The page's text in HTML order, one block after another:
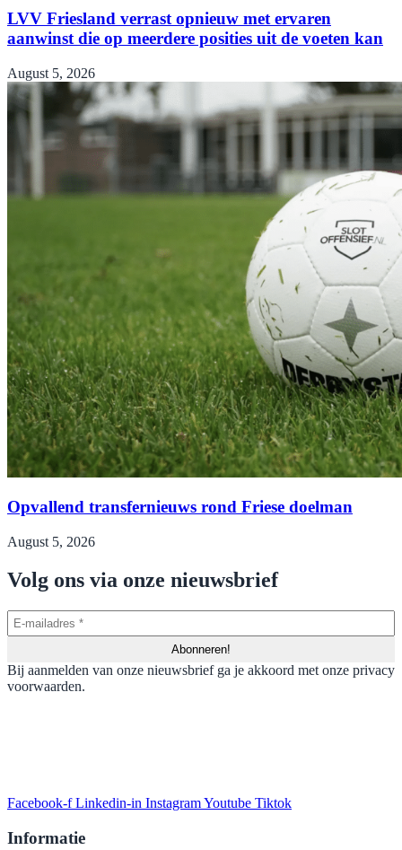
LVV Friesland verrast opnieuw met ervaren
aanwinst die op meerdere posities uit de voeten kan
August 5, 2026
Opvallend transfernieuws rond Friese doelman
August 5, 2026
Volg ons via onze nieuwsbrief
Bij aanmelden van onze nieuwsbrief ga je akkoord met onze privacy
voorwaarden.
Facebook-f Linkedin-in InstagramYoutube Tiktok
Informatie